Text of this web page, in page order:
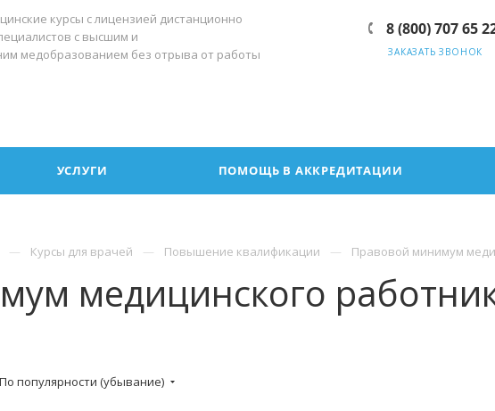
курсы с лицензией дистанционно
с высшим и
медобразованием без отрыва от работы
8 (800) 707 65
ЗАКАЗАТЬ ЗВОНОК
УСЛУГИ ПОМОЩЬ В АККРЕДИТАЦИИ
Курсы для врачей Повышение квалификации Правовой минимум
медицинского
По популярности (убывание)